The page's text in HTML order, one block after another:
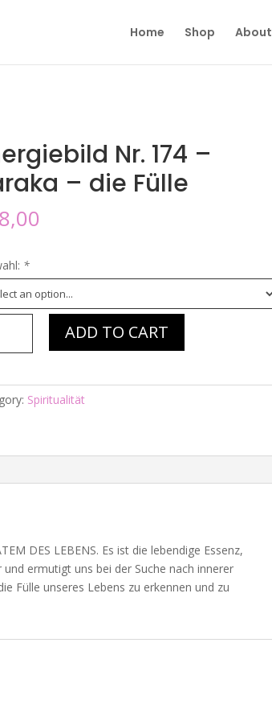
Home Shop About
Nr. 174 –
– die Fülle
*
ADD TO CART
Spiritualität
DES LEBENS. Es ist die lebendige Essenz,
ermutigt uns bei der Suche nach innerer
Fülle unseres Lebens zu erkennen und zu